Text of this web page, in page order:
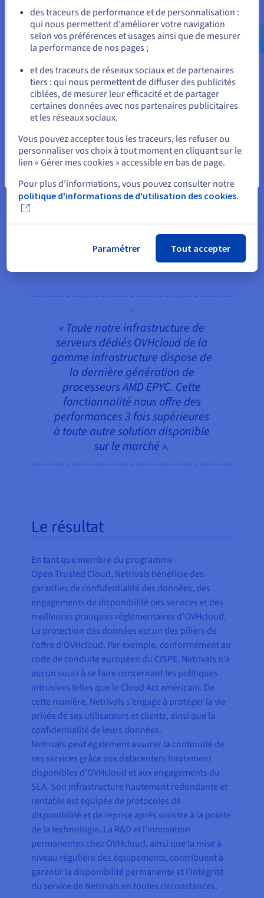
de Netrivals. Cette infrastructure exclusive est
dédiée aux clients qui ont des besoins en calcul
plus spécifiques, notamment ceux qui appliquent
des règles de sécurité particulières.
• Une gamme de serveurs à haute capacité de
disque effectue des sauvegardes quotidiennes
pour l’ensemble de l’infrastructure.
• Netrivals utilise un cluster de serveurs
effectuer des calculs extrêmement poussés,
notamment la génération de plus de 40 milliards
de comparaisons d’images et de plus de
200 millions de comparaisons de textes par jour.
• Stockage d’objets : Netrivals stocke toutes les
traite plus de 250 millions d’éléments tous les
« Toute notre infrastructure de
serveurs dédiés OVHcloud de la
gamme infrastructure dispose de
la dernière génération de
processeurs AMD EPYC. Cette
fonctionnalité nous offre des
performances 3 fois supérieures
à toute autre solution disponible
sur le marché ».
Le résultat
En tant que membre du programme
Open Trusted Cloud, Netrivals bénéficie des
garanties de confidentialité des données, des
engagements de disponibilité des services et des
meilleures pratiques réglementaires d’OVHcloud.
La protection des données est un des piliers de
l’offre d’OVHcloud. Par exemple, conformément au
code de conduite européen du CISPE, Netrivals n’a
aucun souci à se faire concernant les politiques
intrusives telles que le Cloud Act américain. De
cette manière, Netrivals s’engage à protéger la vie
privée de ses utilisateurs et clients, ainsi que la
confidentialité de leurs données.
Netrivals peut également assurer la continuité de
ses services grâce aux datacenters hautement
disponibles d’OVHcloud et aux engagements du
SLA. Son infrastructure hautement redondante et
rentable est équipée de protocoles de
disponibilité et de reprise après sinistre à la pointe
de la technologie. La R&D et l’innovation
permanentes chez OVHcloud, ainsi que la mise à
niveau régulière des équipements, contribuent à
garantir la disponibilité permanente et l’intégrité
du service de Netrivals en toutes circonstances.
Allez sur le site États-Unis
us.ovhcloud.com/
Anglais USD - $
ou
Rester sur le site actuel
Sélectionner un autre site web
des traceurs de performance et de personnalisation :
qui nous permettent d’améliorer votre navigation
selon vos préférences et usages ainsi que de mesurer
la performance de nos pages ;
et des traceurs de réseaux sociaux et de partenaires
tiers : qui nous permettent de diffuser des publicités
ciblées, de mesurer leur efficacité et de partager
certaines données avec nos partenaires publicitaires
et les réseaux sociaux.
Vous pouvez accepter tous les traceurs, les refuser ou
personnaliser vos choix à tout moment en cliquant sur le
lien « Gérer mes cookies » accessible en bas de page.
Pour plus d’informations, vous pouvez consulter notre
politique d'informations de d'utilisation des cookies.
Paramétrer Tout accepter